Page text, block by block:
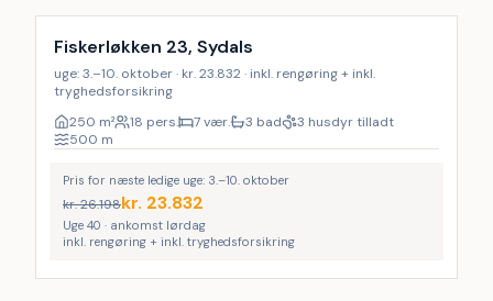
Fiskerløkken 23, Sydals
uge: 3.–10. oktober · kr. 23.832 · inkl. rengøring + inkl.
tryghedsforsikring
250 m² 18 pers. 7 vær. 3 bad
3 husdyr tilladt
500 m
Pris for næste ledige uge: 3.–10. oktober
kr.26.198kr. 23.832
Uge 40 · ankomst lørdag
inkl. rengøring + inkl. tryghedsforsikring
Inkl. rengøring